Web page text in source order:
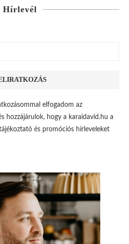
Hírlevél
elfogadom az
hozzájárulok, hogy a karaidavid.hu a
és promóciós hírleveleket